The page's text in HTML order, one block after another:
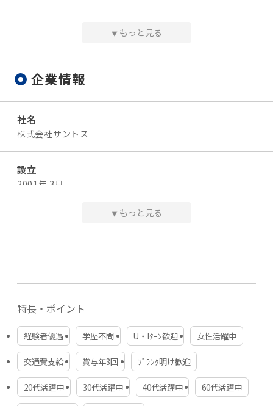
勤務時間
2:30～13:30
※道路状況等により前後あり
※他の勤務帯あり。ご相談ください！
休日・休暇
・週休6日～
・社宅あり（遠方の方、家賃7割を会社が負担、家電付き物
・会員制高級リゾートホテルの利用権（会社からの利用補
・受動喫煙対策あり（事務所内禁煙、屋外に喫煙所あり）
試用期間
2ヶ月（給与の変動なし）
★書類選考なし！
★面接日・入社日はご希望に応じます
問い合わせ先
▼ もっと見る
企業情報
社名
株式会社サントス
設立
2001年 3月
代表取締役社長 山本 秋彦
370名（パート含む／グループ合計）
本社所在地
東京都多摩市関戸6丁目4番地12 第一諏訪ビル3階
▼ もっと見る
特長・ポイント
経験者優遇 学歴不問 U・Iﾀｰﾝ歓迎 女性活躍中
交通費支給 賞与年3回 ﾌﾞﾗﾝｸ明け歓迎
20代活躍中 30代活躍中 40代活躍中 60代活躍中